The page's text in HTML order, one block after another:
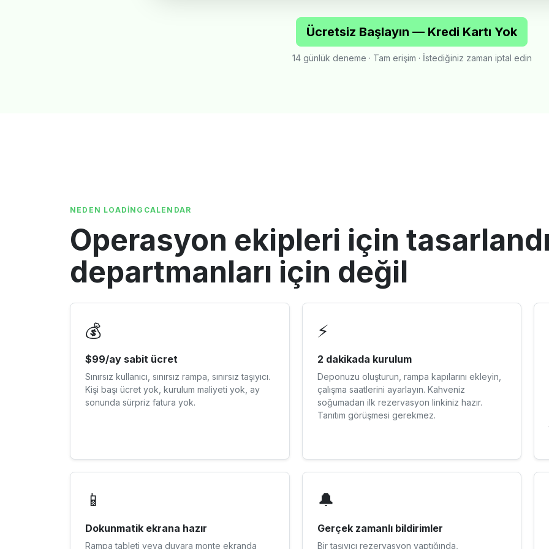
Ücretsiz Başlayın — Kredi Kartı Yok
14 günlük deneme · Tam erişim · İstediğiniz zaman iptal edin
NEDEN LOADINGCALENDAR
Operasyon ekipleri için
departmanları için değil
💰
$99/ay sabit ücret
Sınırsız kullanıcı, sınırsız rampa, sınırsız taşıyıcı.
Kişi başı ücret yok, kurulum maliyeti yok, ay
sonunda sürpriz fatura yok.
⚡
2 dakikada kurulum
Deponuzu oluşturun, rampa kapılarını ekleyin,
çalışma saatlerini ayarlayın. Kahveniz
soğumadan ilk rezervasyon linkiniz hazır.
Tanıtım görüşmesi gerekmez.
📱
Dokunmatik ekrana hazır
Rampa tableti veya duvara monte ekranda
🔔
Gerçek zamanlı bildirimler
Bir taşıyıcı rezervasyon yaptığında,